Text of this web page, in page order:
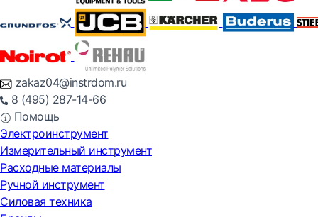
zakaz04@instrdom.ru
8 (495) 287-14-66
Помощь
Электроинструмент
Измерительный инструмент
Расходные материалы
Ручной инструмент
Силовая техника